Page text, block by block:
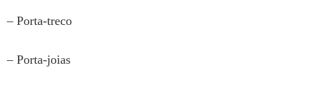
– Porta-treco
– Porta-joias